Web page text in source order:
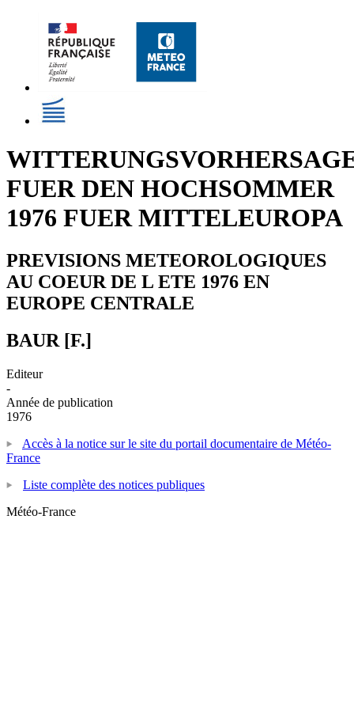
FUER DEN HOCHSOMMER
1976 FUER MITTELEUROPA
PREVISIONS METEOROLOGIQUES
AU COEUR DE L ETE 1976 EN
EUROPE CENTRALE
BAUR [F.]
Editeur
-
Année de publication
1976
Accès à la notice sur le site du portail documentaire de Météo-
France
Liste complète des notices publiques
Météo-France